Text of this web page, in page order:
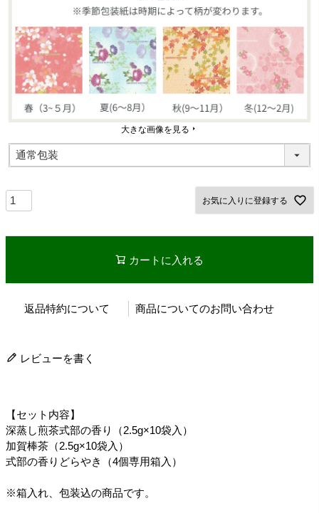
大きな画像を見る
お気に入りに登録する
カートに入れる
返品特約について 商品についてのお問い合わせ
レビューを書く
【セット内容】
深蒸し煎茶式部の香り（2.5g×10袋入）
加賀棒茶（2.5g×10袋入）
式部の香りどらやき（4個専用箱入）
※箱入れ、包装込の商品です。